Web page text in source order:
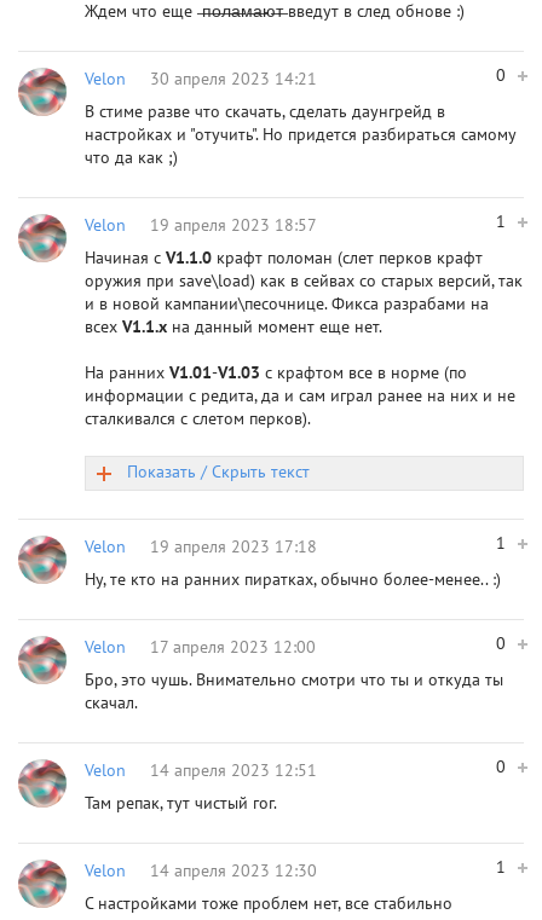
Ждем что еще ̶п̶о̶л̶а̶м̶а̶ю̶т̶ введут в след обнове :)
0
Velon
30 апреля 2023 14:21
В cтимe разве что скачать, сделать даунгрейд в
настройках и "отучить". Но придется разбираться самому
что да как ;)
1
Velon
19 апреля 2023 18:57
Начиная с V1.1.0 крафт поломан (слет перков крафт
оружия при save\load) как в сейвах со старых версий, так
и в новой кампании\песочнице. Фикса разрабами на
всех V1.1.x на данный момент еще нет.
На ранних V1.01-V1.03 с крафтом все в норме (по
информации с редита, да и сам играл ранее на них и не
сталкивался с слетом перков).
Показать / Скрыть текст
1
Velon
19 апреля 2023 17:18
Ну, те кто на ранних пиратках, обычно более-менее.. :)
0
Velon
17 апреля 2023 12:00
Бро, это чушь. Внимательно смотри что ты и откуда ты
скачал.
0
Velon
14 апреля 2023 12:51
Там репак, тут чистый гог.
1
Velon
14 апреля 2023 12:30
С настройками тоже проблем нет, все стабильно